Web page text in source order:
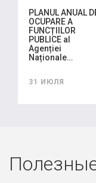
PLANUL ANUAL
OCUPARE A
FUNCȚIILOR
PUBLICE al
Agenției
Naționale…
31 ИЮЛЯ